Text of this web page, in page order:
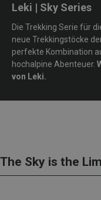
Leki | Sky Series
Die Trekking Serie für
neue Trekkingstöcke
perfekte Kombination
hochalpine Abenteuer.
von Leki.
The Sky is the